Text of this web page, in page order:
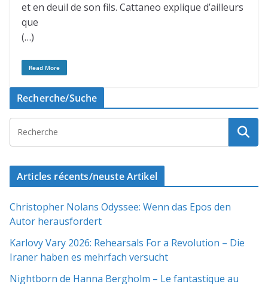
et en deuil de son fils. Cattaneo explique d’ailleurs
que
(…)
Read More
Recherche/Suche
Articles récents/neuste Artikel
Christopher Nolans Odyssee: Wenn das Epos den
Autor herausfordert
Karlovy Vary 2026: Rehearsals For a Revolution – Die
Iraner haben es mehrfach versucht
Nightborn de Hanna Bergholm – Le fantastique au